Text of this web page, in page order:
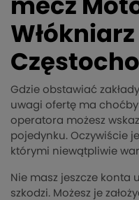
mecz
Włókniarz
Gdzie obstawiać
uwagi ofertę ma choćby
operatora możesz
pojedynku. Oczywiście
którymi niewątpliwie
Nie masz jeszcze konta
szkodzi. Możesz je